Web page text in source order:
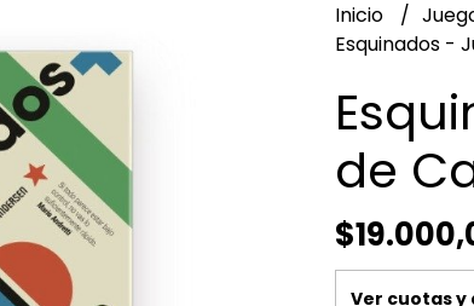
Inicio
Esquinados -
de
Ver cuotas